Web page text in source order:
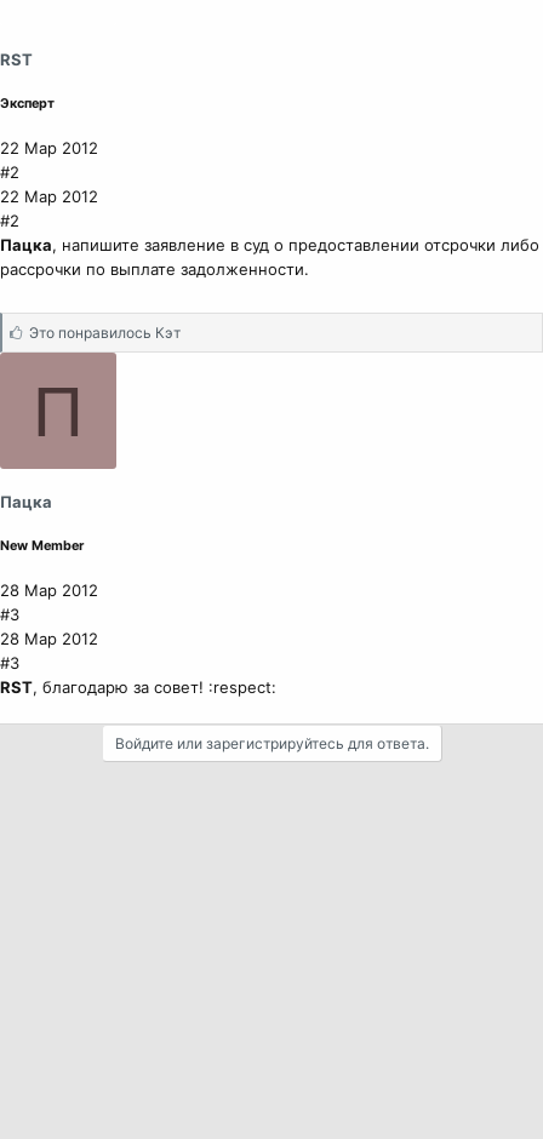
RST
Эксперт
22 Мар 2012
#2
22 Мар 2012
#2
Пацка, напишите заявление в суд о предоставлении отсрочки либо
рассрочки по выплате задолженности.
С
и
и
:
Это понравилось Кэт
П
Пацка
New Member
28 Мар 2012
#3
28 Мар 2012
#3
RST, благодарю за совет! :respect:
Войдите или зарегистрируйтесь для ответа.